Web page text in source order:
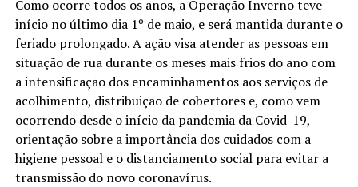
Como ocorre todos os anos, a Operação Inverno teve
início no último dia 1º de maio, e será mantida durante o
feriado prolongado. A ação visa atender as pessoas em
situação de rua durante os meses mais frios do ano com
a intensificação dos encaminhamentos aos serviços de
acolhimento, distribuição de cobertores e, como vem
ocorrendo desde o início da pandemia da Covid-19,
orientação sobre a importância dos cuidados com a
higiene pessoal e o distanciamento social para evitar a
transmissão do novo coronavírus.